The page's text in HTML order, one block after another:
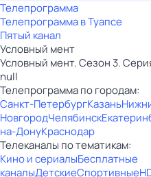
Телепрограмма
Телепрограмма в Туапсе
Пятый канал
Условный мент
Условный мент. Сезон 3.
null
Телепрограмма по городам:
Санкт-ПетербургКазань
НовгородЧелябинск
на-ДонуКраснодар
Телеканалы по тематикам:
Кино и сериалыБесплатные
каналыДетскиеСпортивные